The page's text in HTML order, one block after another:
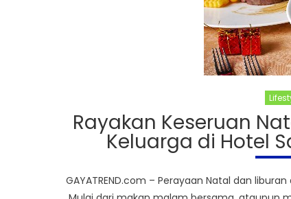
Rayakan Keseruan
Keluarga di Hotel
GAYATREND.com – Perayaan Natal dan